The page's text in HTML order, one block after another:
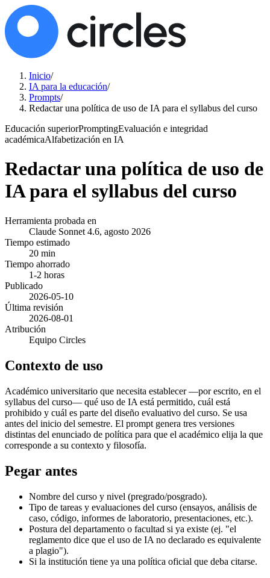
Inicio/
IA para la educación/
Prompts/
Redactar una política de uso de IA para el syllabus del curso
Educación superiorPromptingEvaluación e integridad
académicaAlfabetización en IA
Redactar una política de uso de
IA para el syllabus del curso
Herramienta probada en
Claude Sonnet 4.6, agosto 2026
Tiempo estimado
20 min
Tiempo ahorrado
1-2 horas
Publicado
2026-05-10
Última revisión
2026-08-01
Atribución
Equipo Circles
Contexto de uso
Académico universitario que necesita establecer —por escrito, en el
syllabus del curso— qué uso de IA está permitido, cuál está
prohibido y cuál es parte del diseño evaluativo del curso. Se usa
antes del inicio del semestre. El prompt genera tres versiones
distintas del enunciado de política para que el académico elija la que
corresponde a su contexto y filosofía.
Pegar antes
Nombre del curso y nivel (pregrado/posgrado).
Tipo de tareas y evaluaciones del curso (ensayos, análisis de
caso, código, informes de laboratorio, presentaciones, etc.).
Postura del departamento o facultad si ya existe (ej. "el
reglamento dice que el uso de IA no declarado es equivalente
a plagio").
Si la institución tiene ya una política oficial que deba citarse.